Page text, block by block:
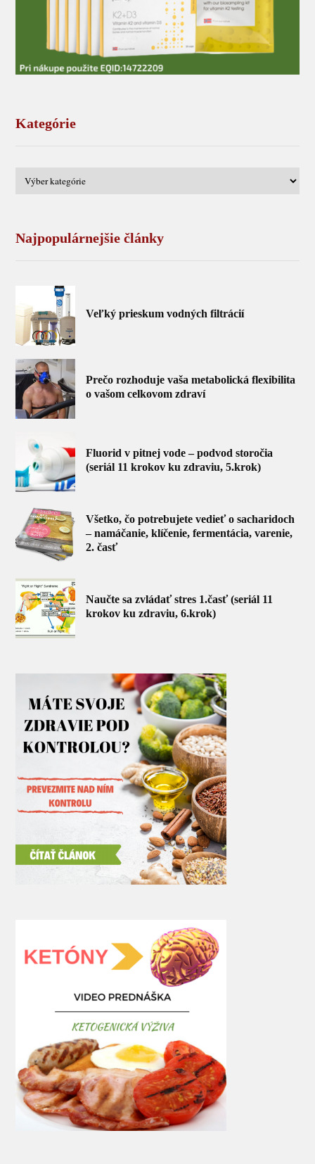
Kategórie
Najpopulárnejšie články
Veľký prieskum vodných filtrácií
Prečo rozhoduje vaša metabolická flexibilita
o vašom celkovom zdraví
Fluorid v pitnej vode – podvod storočia
(seriál 11 krokov ku zdraviu, 5.krok)
Všetko, čo potrebujete vedieť o sacharidoch
– namáčanie, klíčenie, fermentácia, varenie,
2. časť
Naučte sa zvládať stres 1.časť (seriál 11
krokov ku zdraviu, 6.krok)